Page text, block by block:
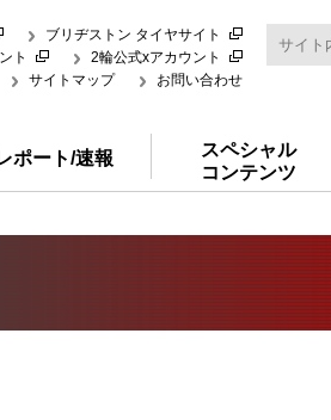
ブリヂストン タイヤサイト
ト
2輪公式xアカウント
サイトマップ
お問い合わせ
ポート/速報
スペシャル
コンテンツ